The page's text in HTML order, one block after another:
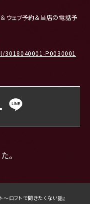
ウェブ予約＆当店の電話予
P0030001
。
～ロフトで聞きたくない話』